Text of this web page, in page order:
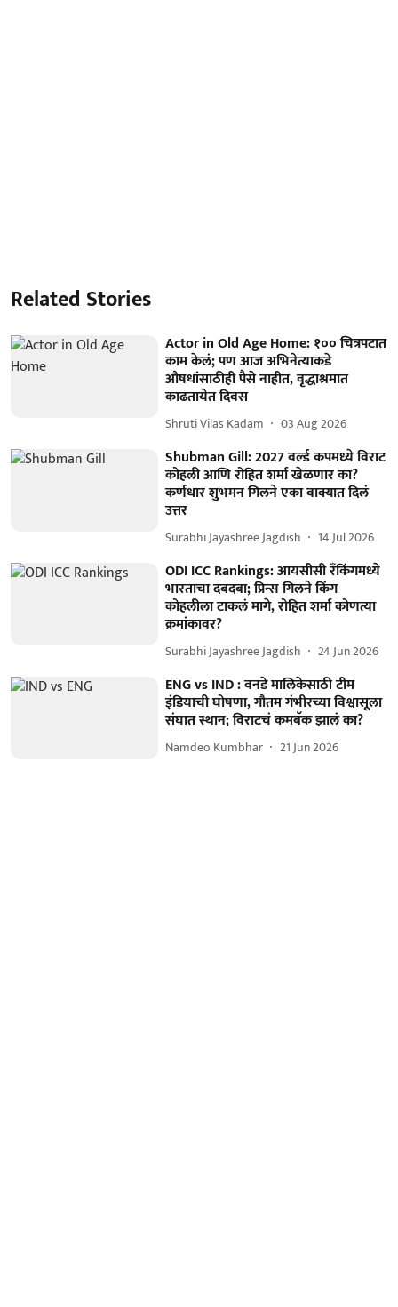
Related Stories
Actor in Old Age Home: १०० चित्रपटात
काम केलं; पण आज अभिनेत्याकडे
औषधांसाठीही पैसे नाहीत, वृद्धाश्रमात
काढतायेत दिवस
Shruti Vilas Kadam 03 Aug 2026
Shubman Gill: 2027 वर्ल्ड कपमध्ये विराट
कोहली आणि रोहित शर्मा खेळणार का?
कर्णधार शुभमन गिलने एका वाक्यात दिलं
उत्तर
Surabhi Jayashree Jagdish 14 Jul 2026
ODI ICC Rankings: आयसीसी रँकिंगमध्ये
भारताचा दबदबा; प्रिन्स गिलने किंग
कोहलीला टाकलं मागे, रोहित शर्मा कोणत्या
क्रमांकावर?
Surabhi Jayashree Jagdish 24 Jun 2026
ENG vs IND : वनडे मालिकेसाठी टीम
इंडियाची घोषणा, गौतम गंभीरच्या विश्वासूला
संघात स्थान; विराटचं कमबॅक झालं का?
Namdeo Kumbhar 21 Jun 2026